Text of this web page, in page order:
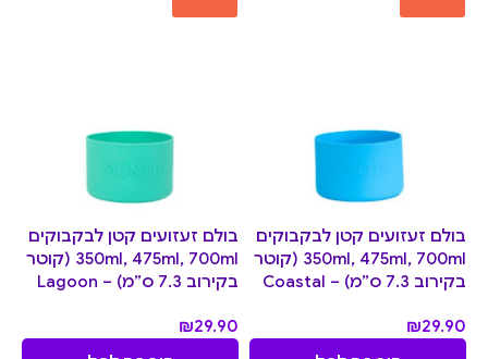
בולם זעזועים קטן לבקבוקים
350ml, 475ml, 700ml (קוטר
בקירוב 7.3 ס”מ) – Coastal
₪29.90
בולם זעזועים קטן לבקבוקים
350ml, 475ml, 700ml (קוטר
בקירוב 7.3 ס”מ) – Lagoon
₪29.90